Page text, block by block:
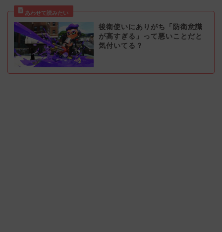
後衛使いにありがち「防衛意識
が高すぎる」って悪いことだと
気付いてる？